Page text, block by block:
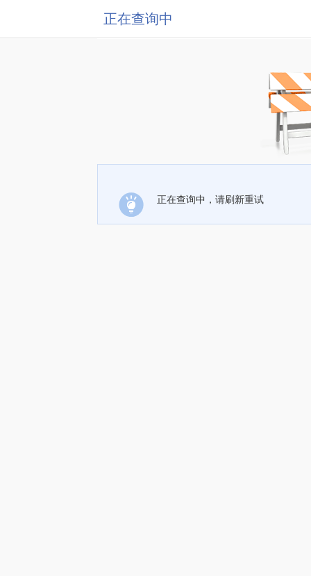
正在查询中
正在查询中，请刷新重试